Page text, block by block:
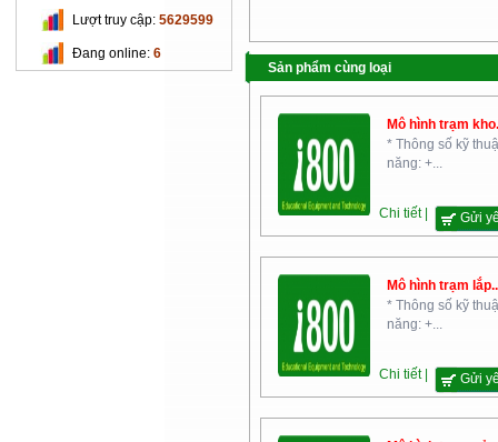
Trường Cao Đẳng Nghề Cơ
Khí Nông Nghiệp
Lượt truy cập: 5629599
Đang online: 6
Sản phẩm cùng loại
Mô hình trạm
* Thông số kỹ
năng: +...
Chi tiết | Gửi
Mô hình trạm
* Thông số kỹ
năng: +...
Chi tiết | Gửi